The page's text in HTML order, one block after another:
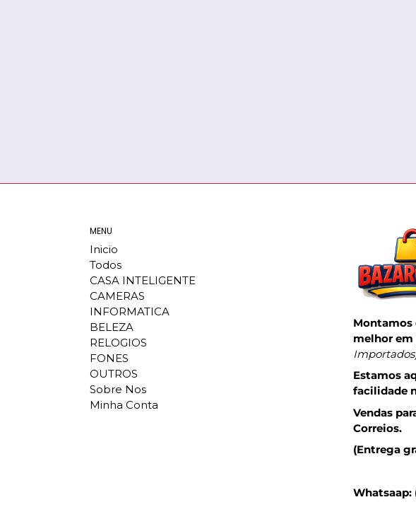
MENU
Inicio
Todos
CASA INTELIGENTE
CAMERAS
INFORMATICA
BELEZA
RELOGIOS
FONES
OUTROS
Sobre Nos
Minha Conta
Montamos
melhor
Estamos
facilidade
Vendas
Correios.
(Entrega
Whatsaap: